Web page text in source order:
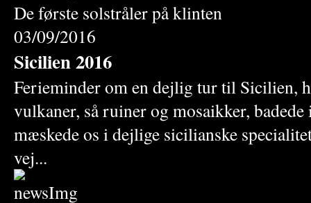
De første solstråler på klinten
03/09/2016
Sicilien 2016
Ferieminder om en dejlig tur til Sicilien,
vulkaner, så ruiner og mosaikker,
mæskede os i dejlige sicilianske
vej...